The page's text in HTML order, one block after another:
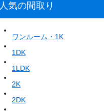
人気の間取り
ワンルーム・1K
1DK
1LDK
2K
2DK